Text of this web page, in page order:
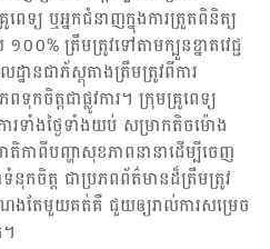
ទ្យ ឬ​អ្នក​ជំនាញ​ក្នុងការ​ត្រួតពិនិត្យ​
០០% ត្រឹមត្រូវ​ទៅតាម​ក្បួនខ្នាតវេជ្ជ
ន​ជា​ភ័ស្តុតាង​ត្រឹមត្រូវ​ពី​ការ​
កចិត្ត​ជាផ្លូវការ។ ក្រុមគ្រូពេទ្យ
ទាំង​ថ្ងៃទាំងយប់ សម្រាក​តិចម៉ោង
តិកា​ពី​បញ្ហា​សុខភាព​នានា​ដើម្បី​ចេញ​
កចិត្ត ជា​ប្រភព​ព័ត៌មាន​ដ៏​ត្រឹមត្រូវ
តែមួយ​គត់​គឺ ជួយ​ឲ្យ​រាល់ការសម្រេច